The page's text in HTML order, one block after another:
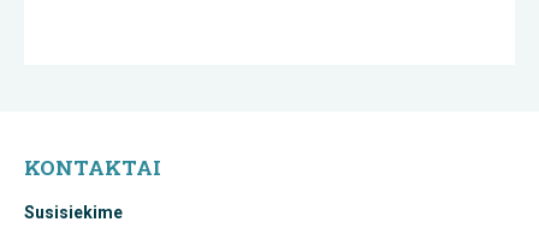
KONTAKTAI
Susisiekime